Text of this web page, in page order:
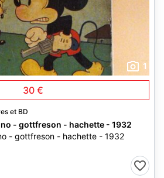
1
30 €
et BD
- gottfreson - hachette - 1932
- gottfreson - hachette - 1932